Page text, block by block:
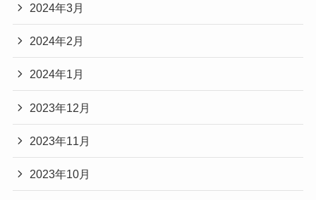
2024年3月
2024年2月
2024年1月
2023年12月
2023年11月
2023年10月